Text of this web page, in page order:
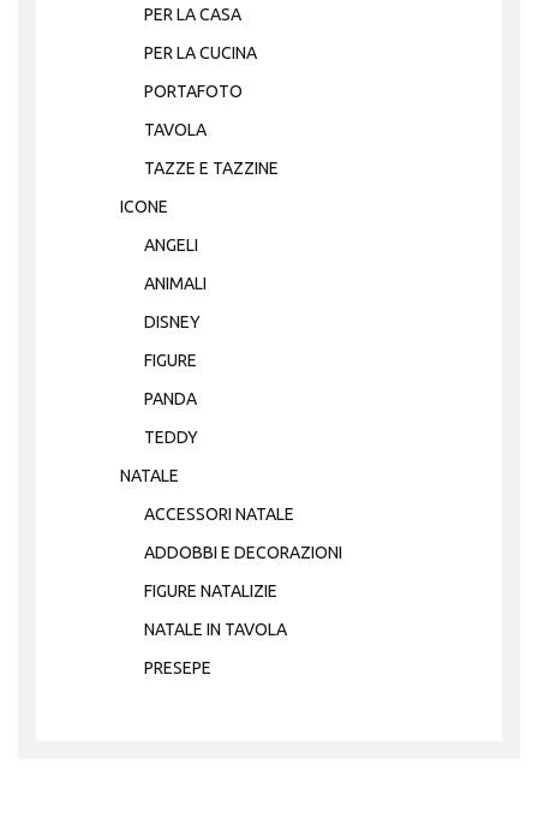
PER LA CASA
PER LA CUCINA
PORTAFOTO
TAVOLA
TAZZE E TAZZINE
ICONE
ANGELI
ANIMALI
DISNEY
FIGURE
PANDA
TEDDY
NATALE
ACCESSORI NATALE
ADDOBBI E DECORAZIONI
FIGURE NATALIZIE
NATALE IN TAVOLA
PRESEPE